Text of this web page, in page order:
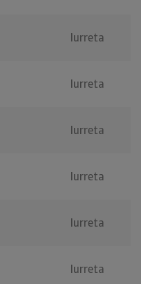
Iurreta
Iurreta
Iurreta
Iurreta
Iurreta
Iurreta